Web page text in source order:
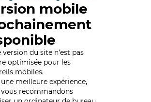
mobile
version du site n’est pas
optimisée pour les
mobiles.
meilleure expérience,
vous recommandons